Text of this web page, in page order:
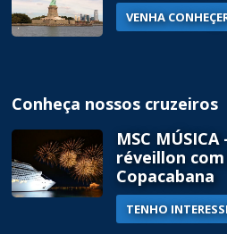
VENHA
Conheça nossos cruzeiros
MSC
réveillon
Copacabana
TENHO